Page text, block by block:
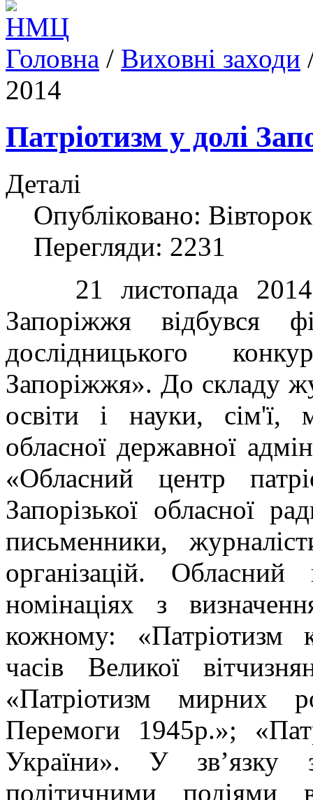
Головна / Виховні заходи
2014
Патріотизм у долі
Деталі
Опубліковано:
Перегляди: 2231
21 листопада 2014
Запоріжжя відбувся
дослідницького
Запоріжжя». До складу
освіти і науки, сім'ї,
обласної державної
«Обласний центр
Запорізької обласної
письменники,
організацій.
номінаціях з
кожному: «Патріотизм
часів Великої
«Патріотизм мирних
Перемоги 1945р.»;
України». У зв’язку
політичними